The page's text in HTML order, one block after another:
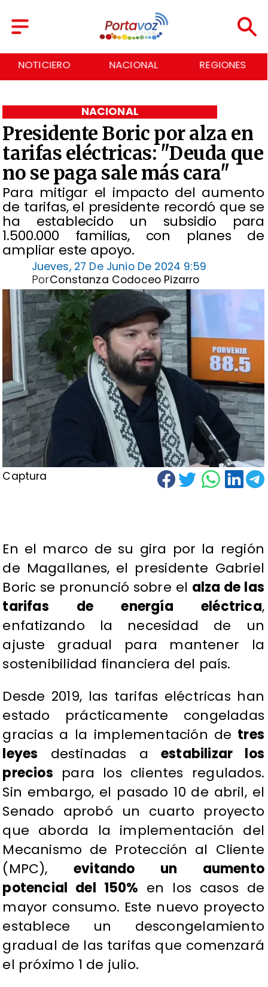
NACIONAL REGIONES ECONOMÍA
Presidente Boric por alza en
tarifas eléctricas: "Deuda que
no se paga sale más cara"
​Para mitigar el impacto del aumento
de tarifas, el presidente recordó que se
ha establecido un subsidio para
1.500.000 familias, con planes de
ampliar este apoyo.
NACIONAL
Jueves, 27 De Junio De 2024 9:59
Constanza Codoceo Pizarro
Por
Captura
En el marco de su gira por la región
de Magallanes, el presidente Gabriel
Boric se pronunció sobre el alza de las
tarifas de energía eléctrica,
enfatizando la necesidad de un
ajuste gradual para mantener la
sostenibilidad financiera del país.
Desde 2019, las tarifas eléctricas han
estado prácticamente congeladas
gracias a la implementación de tres
leyes destinadas a estabilizar los
precios para los clientes regulados.
Sin embargo, el pasado 10 de abril, el
Senado aprobó un cuarto proyecto
que aborda la implementación del
Mecanismo de Protección al Cliente
(MPC), evitando un aumento
potencial del 150% en los casos de
mayor consumo. Este nuevo proyecto
establece un descongelamiento
gradual de las tarifas que comenzará
el próximo 1 de julio.